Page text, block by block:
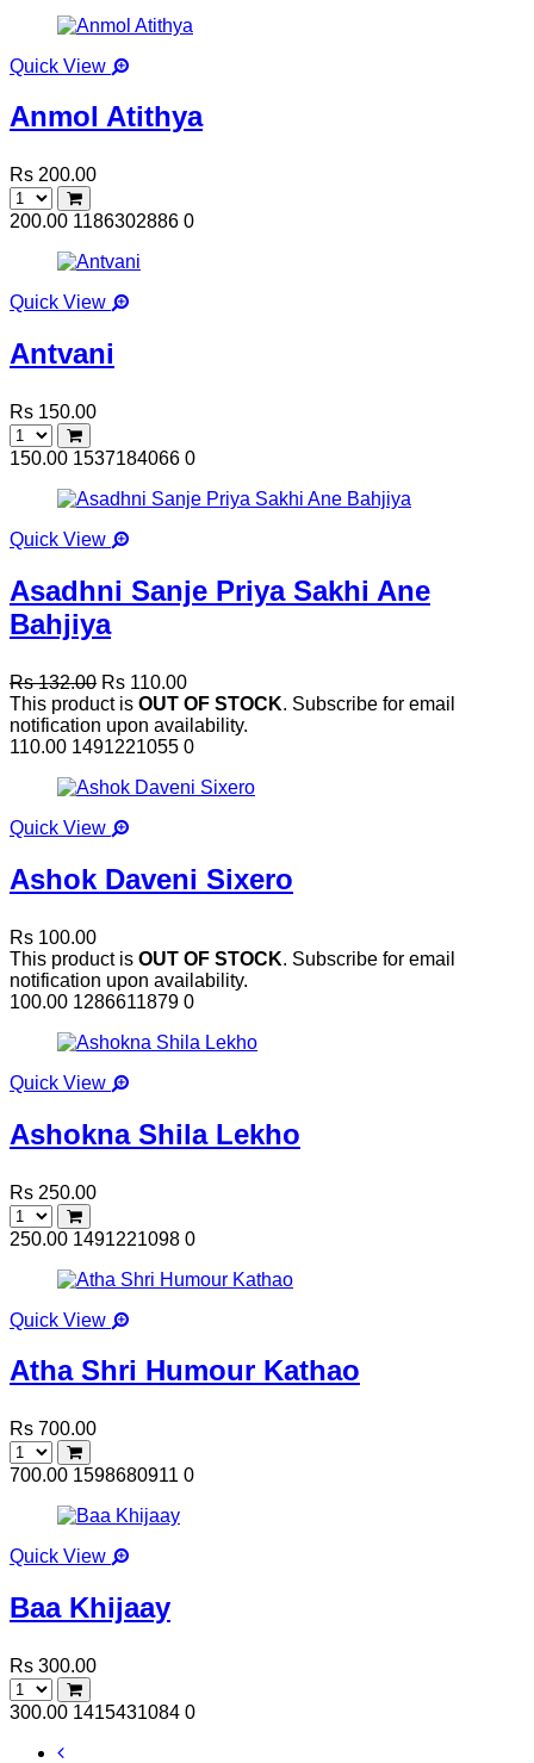
Quick View
Anmol Atithya
Rs 200.00
200.00 1186302886 0
Quick View
Antvani
Rs 150.00
150.00 1537184066 0
Quick View
Asadhni Sanje Priya Sakhi Ane
Bahjiya
Rs 132.00 Rs 110.00
This product is OUT OF STOCK. Subscribe for email
notification upon availability.
110.00 1491221055 0
Quick View
Ashok Daveni Sixero
Rs 100.00
This product is OUT OF STOCK. Subscribe for email
notification upon availability.
100.00 1286611879 0
Quick View
Ashokna Shila Lekho
Rs 250.00
250.00 1491221098 0
Quick View
Atha Shri Humour Kathao
Rs 700.00
700.00 1598680911 0
Quick View
Baa Khijaay
Rs 300.00
300.00 1415431084 0